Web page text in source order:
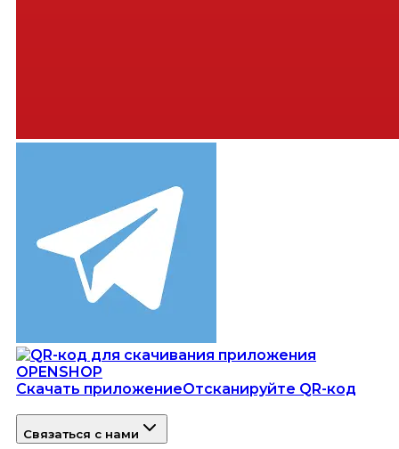
Скачать приложениеОтсканируйте QR-код
Связаться с нами